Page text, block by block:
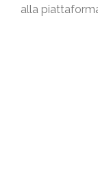
alla